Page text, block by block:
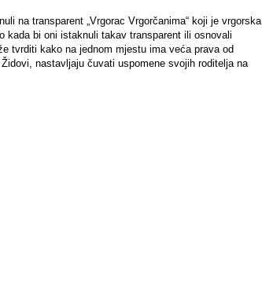
na transparent „Vrgorac Vrgorčanima“ koji je vrgorska
kada bi oni istaknuli takav transparent ili osnovali
tvrditi kako na jednom mjestu ima veća prava od
nastavljaju čuvati uspomene svojih roditelja na